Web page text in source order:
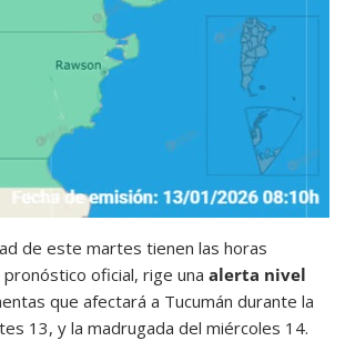
de este martes tienen las horas
pronóstico oficial, rige unaalerta nivel
que afectará a Tucumán durante la
13, y la madrugada del miércoles 14.